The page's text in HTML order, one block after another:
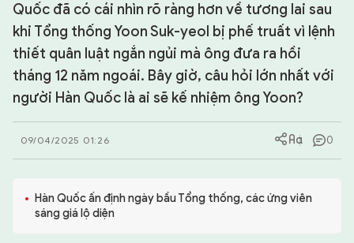
HỒ SƠ MẬT
PHÓNG SỰ
HỒ SƠ INTERPOL
VỤ ÁN NỔI TIẾNG
TƯ LIỆU
CHUYÊN TRANG
Quốc đã có cái nhìn rõ ràng hơn về tương lai sau
khi Tổng thống Yoon Suk-yeol bị phế truất vì lệnh
thiết quân luật ngắn ngủi mà ông đưa ra hồi
tháng 12 năm ngoái. Bây giờ, câu hỏi lớn nhất với
người Hàn Quốc là ai sẽ kế nhiệm ông Yoon?
09/04/2025 01:26 0
Hàn Quốc ấn định ngày bầu Tổng thống, các ứng viên
sáng giá lộ diện